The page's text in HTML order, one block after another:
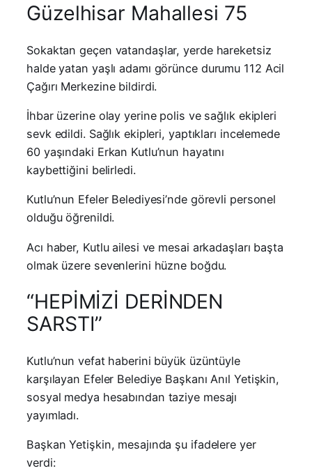
Güzelhisar Mahallesi 75
Sokaktan geçen vatandaşlar, yerde hareketsiz
halde yatan yaşlı adamı görünce durumu 112 Acil
Çağırı Merkezine bildirdi.
İhbar üzerine olay yerine polis ve sağlık ekipleri
sevk edildi. Sağlık ekipleri, yaptıkları incelemede
60 yaşındaki Erkan Kutlu’nun hayatını
kaybettiğini belirledi.
Kutlu’nun Efeler Belediyesi’nde görevli personel
olduğu öğrenildi.
Acı haber, Kutlu ailesi ve mesai arkadaşları başta
olmak üzere sevenlerini hüzne boğdu.
“HEPİMİZİ DERİNDEN
SARSTI”
Kutlu’nun vefat haberini büyük üzüntüyle
karşılayan Efeler Belediye Başkanı Anıl Yetişkin,
sosyal medya hesabından taziye mesajı
yayımladı.
Başkan Yetişkin, mesajında şu ifadelere yer
verdi: